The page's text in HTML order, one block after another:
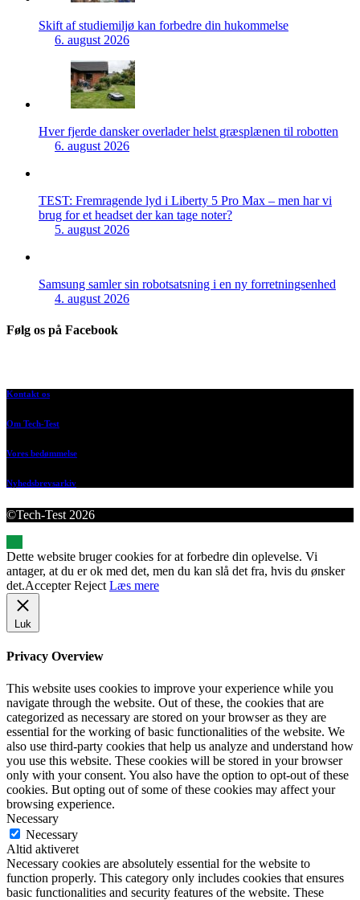
Skift af studiemiljø kan forbedre din hukommelse
6. august 2026
Hver fjerde dansker overlader helst græsplænen til robotten
6. august 2026
TEST: Fremragende lyd i Liberty 5 Pro Max – men har vi
brug for et headset der kan tage noter?
5. august 2026
Samsung samler sin robotsatsning i en ny forretningsenhed
4. august 2026
Følg os på Facebook
Kontakt os
Om Tech-Test
Vores bedømmelse
Nyhedsbrevsarkiv
©Tech-Test 2026
Dette website bruger cookies for at forbedre din oplevelse. Vi
antager, at du er ok med det, men du kan slå det fra, hvis du ønsker
det.Accepter Reject Læs mere
Luk
Privacy Overview
This website uses cookies to improve your experience while you
navigate through the website. Out of these, the cookies that are
categorized as necessary are stored on your browser as they are
essential for the working of basic functionalities of the website. We
also use third-party cookies that help us analyze and understand how
you use this website. These cookies will be stored in your browser
only with your consent. You also have the option to opt-out of these
cookies. But opting out of some of these cookies may affect your
browsing experience.
Necessary
Necessary
Altid aktiveret
Necessary cookies are absolutely essential for the website to
function properly. This category only includes cookies that ensures
basic functionalities and security features of the website. These